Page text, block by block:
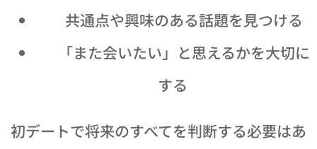
🔍 共通点や興味のある話題を見つける
💕 「また会いたい」と思えるかを大切に
する
初デートで将来のすべてを判断する必要はあ